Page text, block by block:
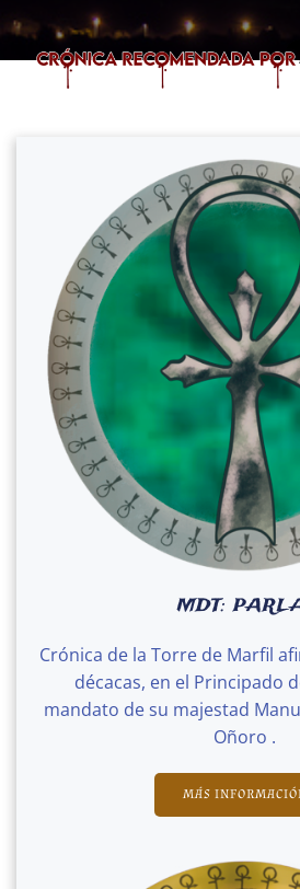
MDT:
Crónica de la Torre de Marfil
décacas, en el Principado
mandato de su majestad
Oñoro .
MÁS